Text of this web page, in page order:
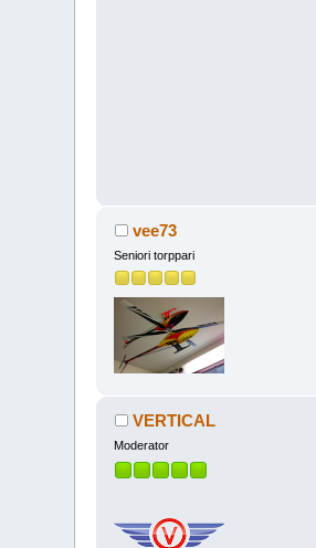
vee73
Seniori torppari
VERTICAL
Moderator